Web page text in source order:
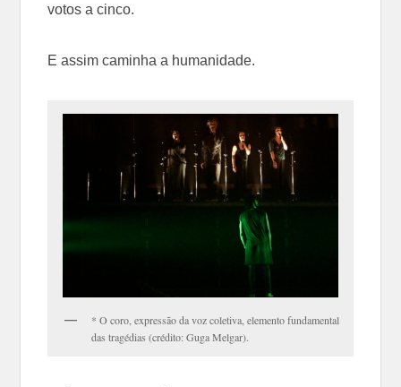
votos a cinco.
E assim caminha a humanidade.
* O coro, expressão da voz coletiva, elemento fundamental
das tragédias (crédito: Guga Melgar).